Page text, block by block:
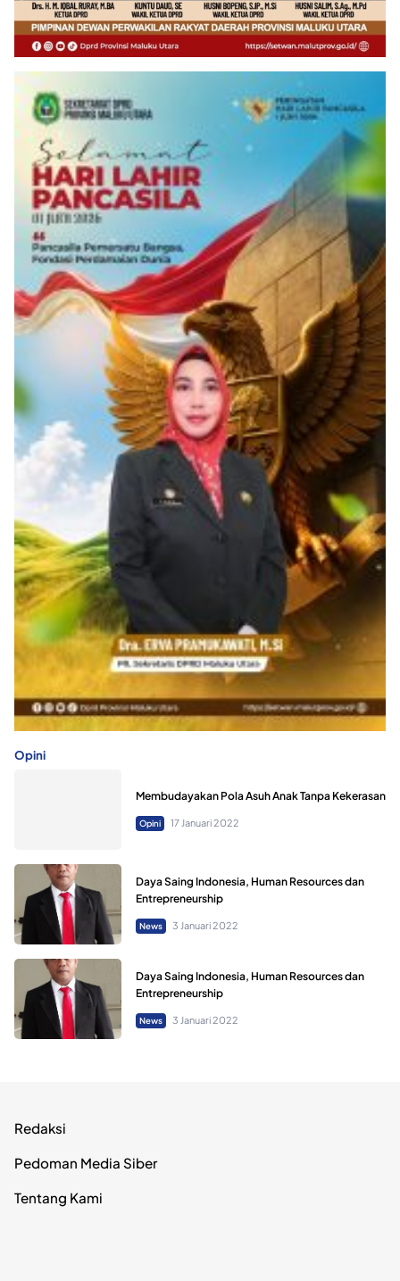
Opini
Membudayakan Pola Asuh Anak Tanpa Kekerasan
Opini 17 Januari 2022
Daya Saing Indonesia, Human Resources dan
Entrepreneurship
News 3 Januari 2022
Daya Saing Indonesia, Human Resources dan
Entrepreneurship
News 3 Januari 2022
Redaksi
Pedoman Media Siber
Tentang Kami